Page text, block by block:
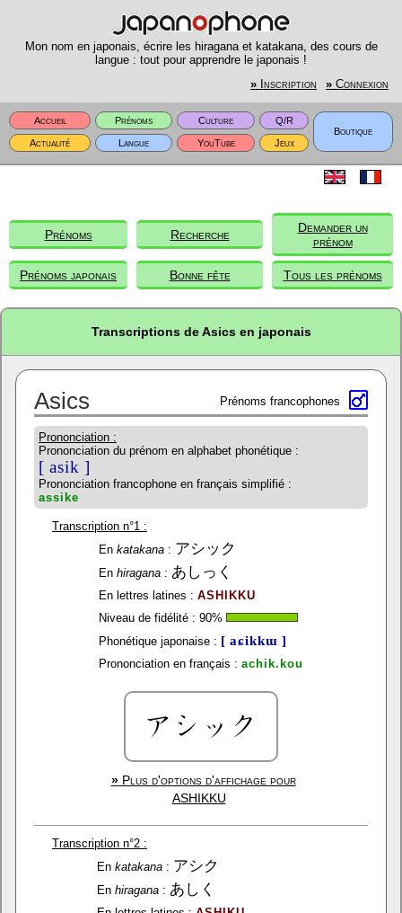
Mon nom en japonais, écrire les hiragana et katakana, des cours de
langue : tout pour apprendre le japonais !
» Inscription » Connexion
Accueil Prénoms Culture
Q/R
Boutique
Actualité
Langue YouTube Jeux
Prénoms Recherche
Demander un
prénom
Prénoms japonais Bonne fête Tous les prénoms
Transcriptions de Asics en japonais
Asics Prénoms francophones
Prononciation :
Prononciation du prénom en alphabet phonétique :
[ asik ]
Prononciation francophone en français simplifié :
assike
Transcription n°1 :
En katakana : アシック
En hiragana : あしっく
En lettres latines : ASHIKKU
Niveau de fidélité : 90%
Phonétique japonaise : [ aɕikkɯ ]
Prononciation en français : achik.kou
»Plus d'options d'affichage pour
ASHIKKU
Transcription n°2 :
En katakana: アシク
En hiragana: あしく